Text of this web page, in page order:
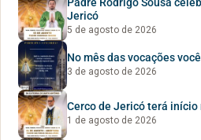
Jericó
5 de agosto de 2026
No mês das vocações
3 de agosto de 2026
Cerco de Jericó terá
1 de agosto de 2026